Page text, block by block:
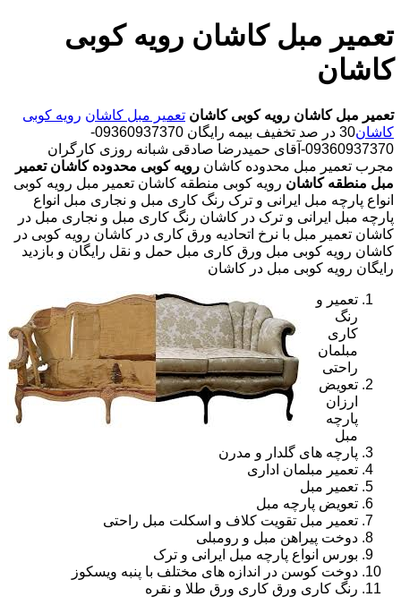
تعمیر مبل کاشان رویه کوبی
کاشان
تعمیر مبل کاشان رویه کوبی کاشان تعمیر مبل کاشان رویه کوبی
کاشان
30 در صد تخفیف بیمه رایگان 09360937370-
09360937370-آقای حمیدرضا صادقی شبانه روزی کارگران
مجرب تعمیر مبل محدوده کاشان رویه کوبی محدوده کاشان تعمیر
مبل منطقه کاشان رویه کوبی منطقه کاشان تعمیر مبل رویه کوبی
انواع پارچه مبل ایرانی و ترک رنگ کاری مبل و نجاری مبل انواع
پارچه مبل ایرانی و ترک در کاشان رنگ کاری مبل و نجاری مبل در
کاشان تعمیر مبل با نرخ اتحادیه ورق کاری در کاشان رویه کوبی در
کاشان رویه کوبی مبل ورق کاری مبل حمل و نقل رایگان و بازدید
رایگان رویه کوبی مبل در کاشان
تعمیر و
رنگ
کاری
مبلمان
راحتی
تعویض
ارزان
پارچه
مبل
پارچه های گلدار و مدرن
تعمیر مبلمان اداری
تعمیر مبل
تعویض پارچه مبل
تعمیر مبل تقویت کلاف و اسکلت مبل راحتی
دوخت پیراهن مبل و رومبلی
بورس انواع پارچه مبل ایرانی و ترک
دوخت کوسن در اندازه های مختلف با پنبه ویسکوز
رنگ کاری ورق کاری ورق طلا و نقره